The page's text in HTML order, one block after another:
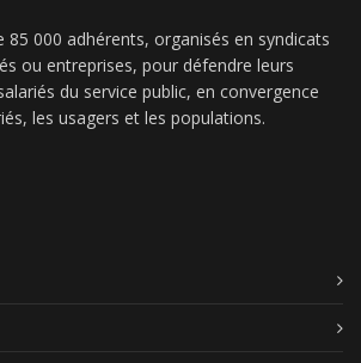
85 000 adhérents, organisés en syndicats
ou entreprises, pour défendre leurs
du service public, en convergence
les usagers et les populations.